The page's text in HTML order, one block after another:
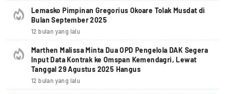
Lemasko Pimpinan Gregorius Okoare Tolak Musdat di
Bulan September 2025
12 bulan yang lalu
Marthen Malissa Minta Dua OPD Pengelola DAK Segera
Input Data Kontrak ke Omspan Kemendagri, Lewat
Tanggal 29 Agustus 2025 Hangus
12 bulan yang lalu